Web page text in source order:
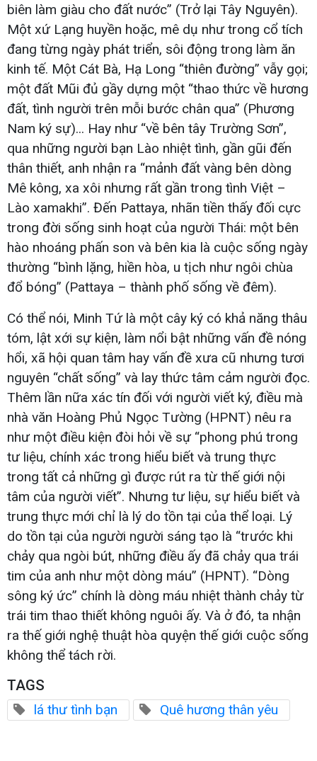
biên làm giàu cho đất nước” (Trở lại Tây Nguyên).
Một xứ Lạng huyền hoặc, mê dụ như trong cổ tích
đang từng ngày phát triển, sôi động trong làm ăn
kinh tế. Một Cát Bà, Hạ Long “thiên đường” vẫy gọi;
một đất Mũi đủ gầy dựng một “thao thức về hương
đất, tình người trên mỗi bước chân qua” (Phương
Nam ký sự)... Hay như “về bên tây Trường Sơn”,
qua những người bạn Lào nhiệt tình, gần gũi đến
thân thiết, anh nhận ra “mảnh đất vàng bên dòng
Mê kông, xa xôi nhưng rất gần trong tình Việt –
Lào xamakhi”. Đến Pattaya, nhãn tiền thấy đối cực
trong đời sống sinh hoạt của người Thái: một bên
hào nhoáng phấn son và bên kia là cuộc sống ngày
thường “bình lặng, hiền hòa, u tịch như ngôi chùa
đổ bóng” (Pattaya – thành phố sống về đêm).
Có thể nói, Minh Tứ là một cây ký có khả năng thâu
tóm, lật xới sự kiện, làm nổi bật những vấn đề nóng
hổi, xã hội quan tâm hay vấn đề xưa cũ nhưng tươi
nguyên “chất sống” và lay thức tâm cảm người đọc.
Thêm lần nữa xác tín đối với người viết ký, điều mà
nhà văn Hoàng Phủ Ngọc Tường (HPNT) nêu ra
như một điều kiện đòi hỏi về sự “phong phú trong
tư liệu, chính xác trong hiểu biết và trung thực
trong tất cả những gì được rút ra từ thế giới nội
tâm của người viết”. Nhưng tư liệu, sự hiểu biết và
trung thực mới chỉ là lý do tồn tại của thể loại. Lý
do tồn tại của người người sáng tạo là “trước khi
chảy qua ngòi bút, những điều ấy đã chảy qua trái
tim của anh như một dòng máu” (HPNT). “Dòng
sông ký ức” chính là dòng máu nhiệt thành chảy từ
trái tim thao thiết không nguôi ấy. Và ở đó, ta nhận
ra thế giới nghệ thuật hòa quyện thế giới cuộc sống
không thể tách rời.
TAGS
lá thư tình bạn Quê hương thân yêu